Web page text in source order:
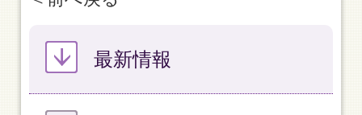
最新情報